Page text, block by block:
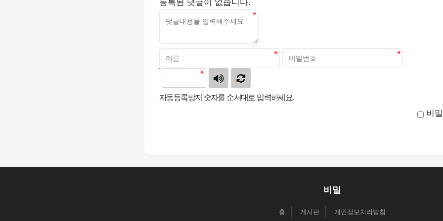
자동등록방지 숫자를 순서대로 입력하세요.
비
비밀
홈 게시판 개인정보처리방침